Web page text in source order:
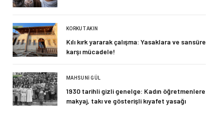
KORKUT AKIN
Kılı kırk yararak çalışma: Yasaklara ve sansüre
karşı mücadele!
MAHSUNI GÜL
1930 tarihli gizli genelge: Kadın öğretmenlere
makyaj, takı ve gösterişli kıyafet yasağı